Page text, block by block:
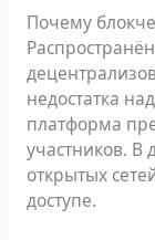
Почему
недостатка
платформа
участников. В
открытых
доступе.